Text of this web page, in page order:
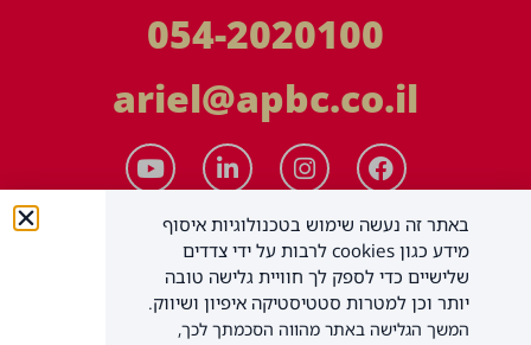
054-2020100
ariel@apbc.co.il
באתר זה נעשה שימוש בטכנולוגיות איסוף
מידע כגון cookies לרבות על ידי צדדים
שלישיים כדי לספק לך חוויית גלישה טובה
יותר וכן למטרות סטטיסטיקה איפיון ושיווק.
המשך הגלישה באתר מהווה הסכמתך לכך,